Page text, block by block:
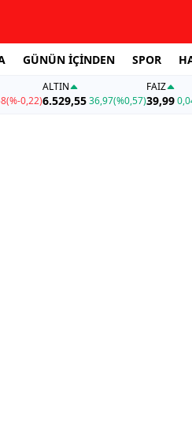
GÜNÜN İÇİNDEN SPOR
(%-0,22)
ALTIN
6.529,5536,97(%0,57)
FAİZ
39,99